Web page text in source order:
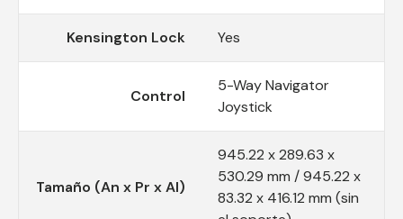
Kensington Lock Yes
Control
5-Way Navigator
Joystick
Tamaño (An x Pr x Al)
945.22 x 289.63 x
530.29 mm / 945.22 x
83.32 x 416.12 mm (sin